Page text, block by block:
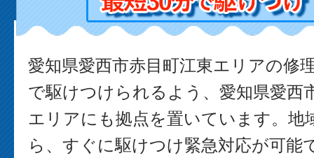
愛知県愛西市赤目町江東エリアの修
で駆けつけられるよう、愛知県愛西
エリアにも拠点を置いています。地
ら、すぐに駆けつけ緊急対応が可能